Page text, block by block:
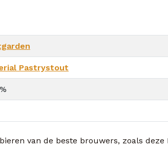
Pastrystout
van de beste brouwers, zoals